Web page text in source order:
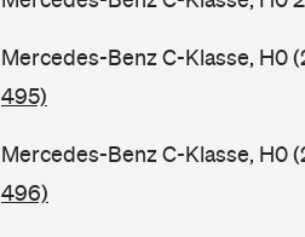
Mercedes-Benz C-Klasse, H0
495)
Mercedes-Benz C-Klasse, H0
496)